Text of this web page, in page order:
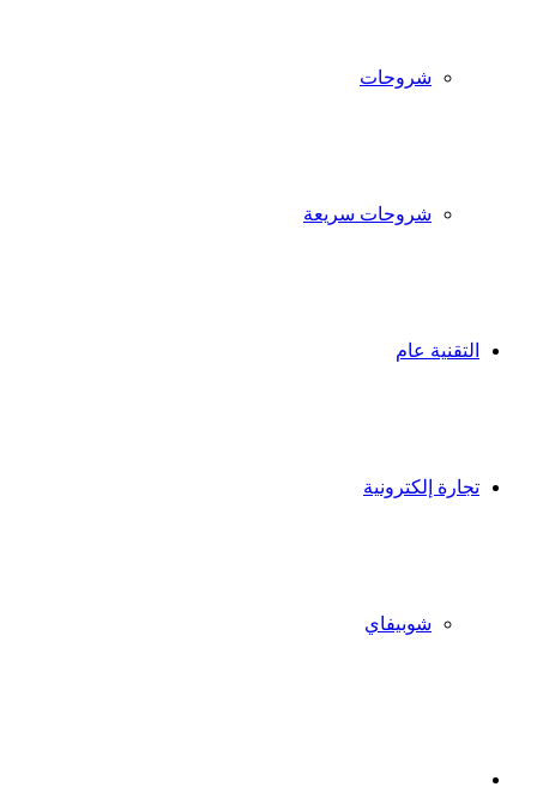
شروحات
شروحات سريعة
التقنية عام
تجارة إلكترونية
شوبيفاي